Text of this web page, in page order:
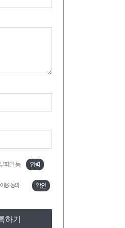
파일 등 입력
용 동의 확인
하기